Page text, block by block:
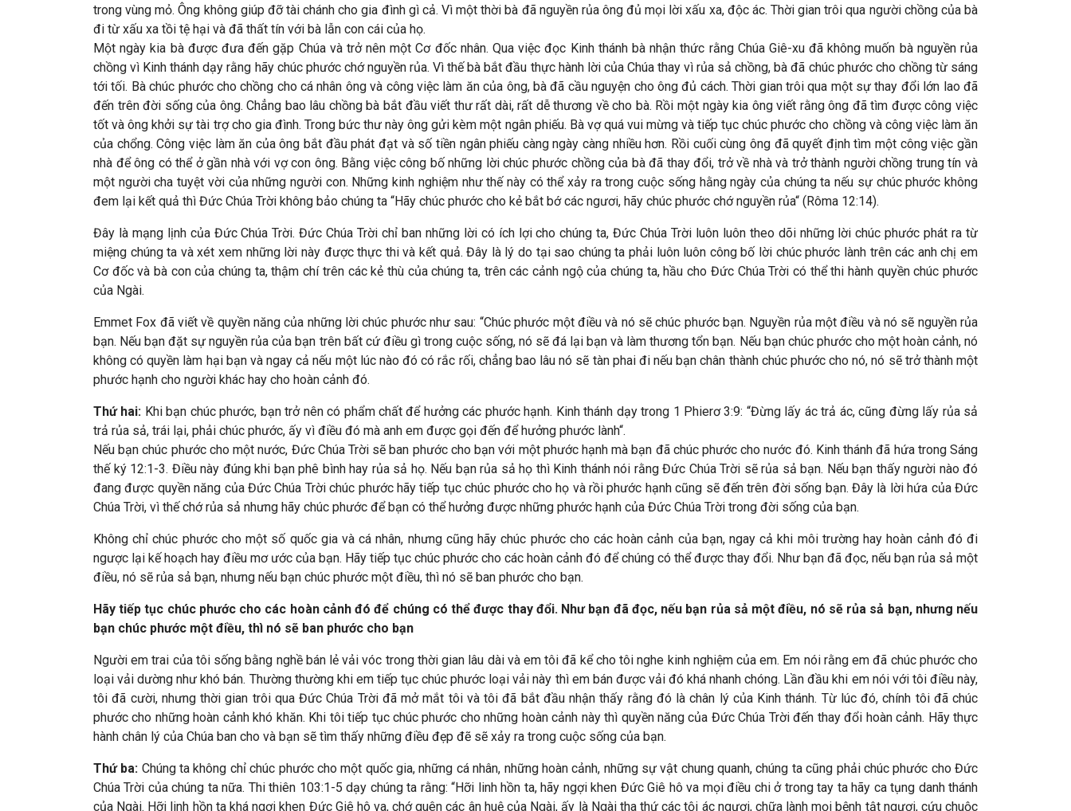
trong vùng mỏ. Ông không giúp đỡ tài chánh cho gia đình gì cả. Vì một thời bà đã nguyền rủa ông đủ mọi lời xấu xa, độc ác. Thời gian trôi qua người chồng của bà
đi từ xấu xa tồi tệ hại và đã thất tín với bà lẫn con cái của họ.
Một ngày kia bà được đưa đến gặp Chúa và trở nên một Cơ đốc nhân. Qua việc đọc Kinh thánh bà nhận thức rằng Chúa Giê-xu đã không muốn bà nguyền rủa
chồng vì Kinh thánh dạy rằng hãy chúc phước chớ nguyền rủa. Vì thế bà bắt đầu thực hành lời của Chúa thay vì rủa sả chồng, bà đã chúc phước cho chồng từ sáng
tới tối. Bà chúc phước cho chồng cho cá nhân ông và công việc làm ăn của ông, bà đã cầu nguyện cho ông đủ cách. Thời gian trôi qua một sự thay đổi lớn lao đã
đến trên đời sống của ông. Chẳng bao lâu chồng bà bắt đầu viết thư rất dài, rất dễ thương về cho bà. Rồi một ngày kia ông viết rằng ông đã tìm được công việc
tốt và ông khởi sự tài trợ cho gia đình. Trong bức thư này ông gửi kèm một ngân phiếu. Bà vợ quá vui mừng và tiếp tục chúc phước cho chồng và công việc làm ăn
của chổng. Công việc làm ăn của ông bắt đầu phát đạt và số tiền ngân phiếu càng ngày càng nhiều hơn. Rồi cuối cùng ông đã quyết định tìm một công việc gần
nhà để ông có thể ở gần nhà với vợ con ông. Bằng việc công bố những lời chúc phước chồng của bà đã thay đổi, trở về nhà và trở thành người chồng trung tín và
một người cha tuyệt vời của những người con. Những kinh nghiệm như thế này có thể xảy ra trong cuộc sống hằng ngày của chúng ta nếu sự chúc phước không
đem lại kết quả thì Đức Chúa Trời không bảo chúng ta “Hãy chúc phước cho kẻ bắt bớ các ngươi, hãy chúc phước chớ nguyền rủa“ (Rôma 12:14).
Đây là mạng lịnh của Đức Chúa Trời. Đức Chúa Trời chỉ ban những lời có ích lợi cho chúng ta, Đức Chúa Trời luôn luôn theo dõi những lời chúc phước phát ra từ
miệng chúng ta và xét xem những lời này được thực thi và kết quả. Đây là lý do tại sao chúng ta phải luôn luôn công bố lời chúc phước lành trên các anh chị em
Cơ đốc và bà con của chúng ta, thậm chí trên các kẻ thù của chúng ta, trên các cảnh ngộ của chúng ta, hầu cho Đức Chúa Trời có thể thi hành quyền chúc phước
của Ngài.
Emmet Fox đã viết về quyền năng của những lời chúc phước như sau: “Chúc phước một điều và nó sẽ chúc phước bạn. Nguyền rủa một điều và nó sẽ nguyền rủa
bạn. Nếu bạn đặt sự nguyền rủa của bạn trên bất cứ điều gì trong cuộc sống, nó sẽ đá lại bạn và làm thương tổn bạn. Nếu bạn chúc phước cho một hoàn cảnh, nó
không có quyền làm hại bạn và ngay cả nếu một lúc nào đó có rắc rối, chẳng bao lâu nó sẽ tàn phai đi nếu bạn chân thành chúc phước cho nó, nó sẽ trở thành một
phước hạnh cho người khác hay cho hoàn cảnh đó.
Thứ hai: Khi bạn chúc phước, bạn trở nên có phẩm chất để hưởng các phước hạnh. Kinh thánh dạy trong 1 Phierơ 3:9: “Đừng lấy ác trả ác, cũng đừng lấy rủa sả
trả rủa sả, trái lại, phải chúc phước, ấy vì điều đó mà anh em được gọi đến để hưởng phước lành“.
Nếu bạn chúc phước cho một nước, Đức Chúa Trời sẽ ban phước cho bạn với một phước hạnh mà bạn đã chúc phước cho nước đó. Kinh thánh đã hứa trong Sáng
thế ký 12:1-3. Điều này đúng khi bạn phê bình hay rủa sả họ. Nếu bạn rủa sả họ thì Kinh thánh nói rằng Đức Chúa Trời sẽ rủa sả bạn. Nếu bạn thấy người nào đó
đang được quyền năng của Đức Chúa Trời chúc phước hãy tiếp tục chúc phước cho họ và rồi phước hạnh cũng sẽ đến trên đời sống bạn. Đây là lời hứa của Đức
Chúa Trời, vì thế chớ rủa sả nhưng hãy chúc phước để bạn có thể hưởng được những phước hạnh của Đức Chúa Trời trong đời sống của bạn.
Không chỉ chúc phước cho một số quốc gia và cá nhân, nhưng cũng hãy chúc phước cho các hoàn cảnh của bạn, ngay cả khi môi trường hay hoàn cảnh đó đi
ngược lại kế hoạch hay điều mơ ước của bạn. Hãy tiếp tục chúc phước cho các hoàn cảnh đó để chúng có thể được thay đổi. Như bạn đã đọc, nếu bạn rủa sả một
điều, nó sẽ rủa sả bạn, nhưng nếu bạn chúc phước một điều, thì nó sẽ ban phước cho bạn.
Hãy tiếp tục chúc phước cho các hoàn cảnh đó để chúng có thể được thay đổi. Như bạn đã đọc, nếu bạn rủa sả một điều, nó sẽ rủa sả bạn, nhưng nếu
bạn chúc phước một điều, thì nó sẽ ban phước cho bạn
Người em trai của tôi sống bằng nghề bán lẻ vải vóc trong thời gian lâu dài và em tôi đã kể cho tôi nghe kinh nghiệm của em. Em nói rằng em đã chúc phước cho
loại vải dường như khó bán. Thường thường khi em tiếp tục chúc phước loại vải này thì em bán được vải đó khá nhanh chóng. Lần đầu khi em nói với tôi điều này,
tôi đã cười, nhưng thời gian trôi qua Đức Chúa Trời đã mở mắt tôi và tôi đã bắt đầu nhận thấy rằng đó là chân lý của Kinh thánh. Từ lúc đó, chính tôi đã chúc
phước cho những hoàn cảnh khó khăn. Khi tôi tiếp tục chúc phước cho những hoàn cảnh này thì quyền năng của Đức Chúa Trời đến thay đổi hoàn cảnh. Hãy thực
hành chân lý của Chúa ban cho và bạn sẽ tìm thấy những điều đẹp đẽ sẽ xảy ra trong cuộc sống của bạn.
Thứ ba: Chúng ta không chỉ chúc phước cho một quốc gia, những cá nhân, những hoàn cảnh, những sự vật chung quanh, chúng ta cũng phải chúc phước cho Đức
Chúa Trời của chúng ta nữa. Thi thiên 103:1-5 dạy chúng ta rằng: “Hỡi linh hồn ta, hãy ngợi khen Đức Giê hô va mọi điều chi ở trong tay ta hãy ca tụng danh thánh
của Ngài. Hỡi linh hồn ta khá ngợi khen Đức Giê hô va, chớ quên các ân huệ của Ngài, ấy là Ngài tha thứ các tội ác ngươi, chữa lành mọi bệnh tật ngươi, cứu chuộc